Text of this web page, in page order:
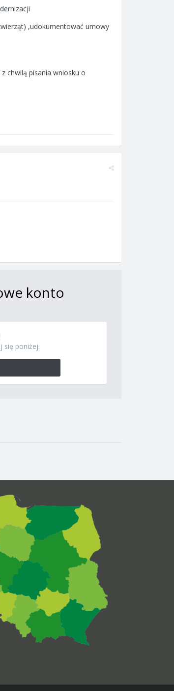
,udokumentować umowy
chwilą pisania wniosku o
konto
się poniżej.